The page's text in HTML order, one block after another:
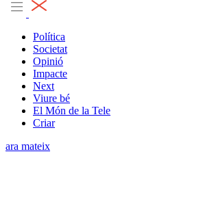
Política
Societat
Opinió
Impacte
Next
Viure bé
El Món de la Tele
Criar
ara mateix